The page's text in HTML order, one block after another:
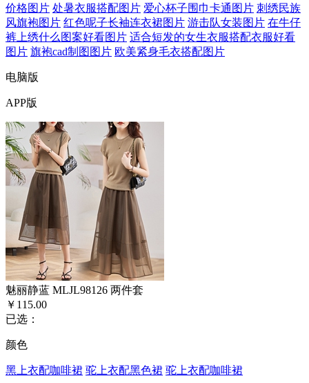
价格图片 处暑衣服搭配图片 爱心杯子围巾卡通图片 刺绣民族
风旗袍图片 红色呢子长袖连衣裙图片 游击队女装图片 在牛仔
裤上绣什么图案好看图片 适合短发的女生衣服搭配衣服好看
图片 旗袍cad制图图片 欧美紧身毛衣搭配图片
电脑版
APP版
魅丽静蓝 MLJL98126 两件套
￥115.00
已选：
颜色
黑上衣配咖啡裙 驼上衣配黑色裙 驼上衣配咖啡裙